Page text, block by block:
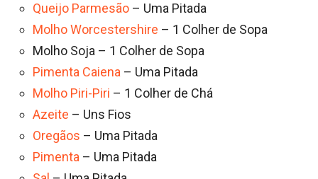
Queijo Parmesão – Uma Pitada
Molho Worcestershire – 1 Colher de Sopa
Molho Soja – 1 Colher de Sopa
Pimenta Caiena – Uma Pitada
Molho Piri-Piri – 1 Colher de Chá
Azeite – Uns Fios
Oregãos – Uma Pitada
Pimenta – Uma Pitada